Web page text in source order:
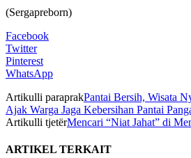
(Sergapreborn)
Facebook
Twitter
Pinterest
WhatsApp
Artikulli paraprakPantai Bersih, Wisata
Ajak Warga Jaga Kebersihan Pantai
Artikulli tjetërMencari “Niat Jahat” di
ARTIKEL TERKAIT